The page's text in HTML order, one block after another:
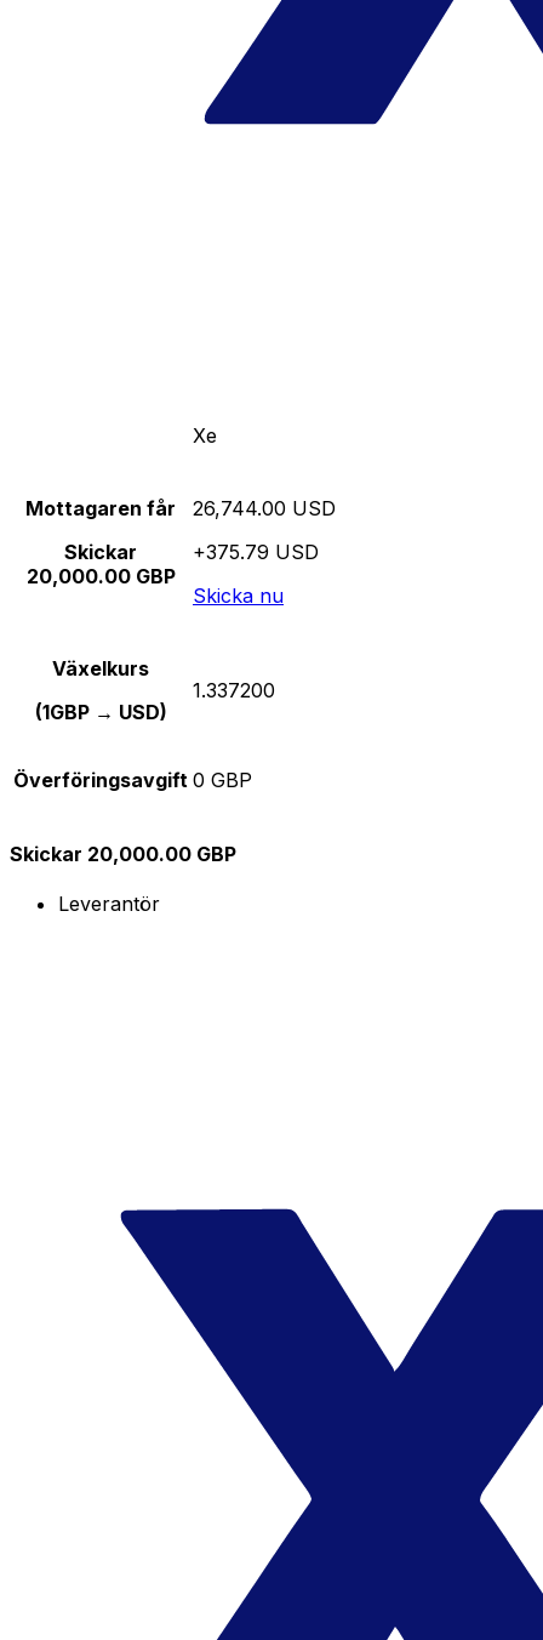
Xe
Mottagaren får
Skickar
20,000.00 GBP
26,744.00 USD
+375.79 USD
Skicka nu
Växelkurs
(1GBP → USD)
1.337200
Överföringsavgift 0 GBP
Skickar 20,000.00 GBP
Leverantör